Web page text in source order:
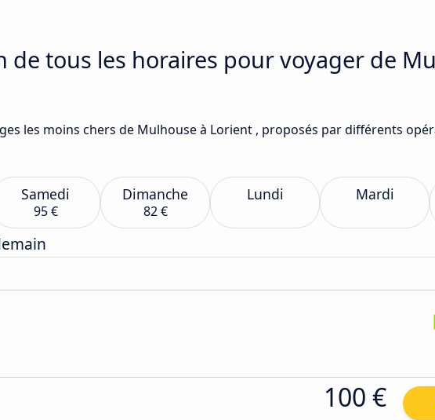
de tous les horaires pour voyager de
les moins chers de Mulhouse à Lorient , proposés par différents
Samedi
95 €
Dimanche
82 €
Lundi Mardi
100 €